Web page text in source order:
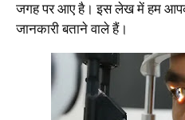
जगह पर आए है। इस लेख में हम
जानकारी बताने वाले हैं।